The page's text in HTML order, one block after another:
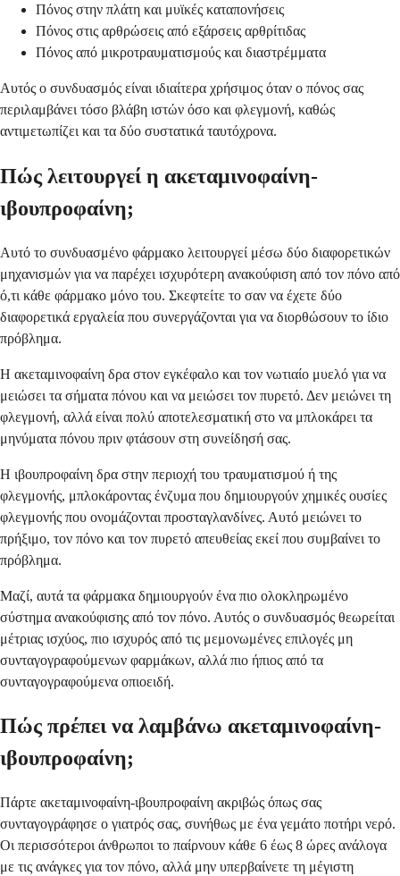
Πόνος στην πλάτη και μυϊκές καταπονήσεις
Πόνος στις αρθρώσεις από εξάρσεις αρθρίτιδας
Πόνος από μικροτραυματισμούς και διαστρέμματα
Αυτός ο συνδυασμός είναι ιδιαίτερα χρήσιμος όταν ο πόνος σας
περιλαμβάνει τόσο βλάβη ιστών όσο και φλεγμονή, καθώς
αντιμετωπίζει και τα δύο συστατικά ταυτόχρονα.
Πώς λειτουργεί η ακεταμινοφαίνη-
ιβουπροφαίνη;
Αυτό το συνδυασμένο φάρμακο λειτουργεί μέσω δύο διαφορετικών
μηχανισμών για να παρέχει ισχυρότερη ανακούφιση από τον πόνο από
ό,τι κάθε φάρμακο μόνο του. Σκεφτείτε το σαν να έχετε δύο
διαφορετικά εργαλεία που συνεργάζονται για να διορθώσουν το ίδιο
πρόβλημα.
Η ακεταμινοφαίνη δρα στον εγκέφαλο και τον νωτιαίο μυελό για να
μειώσει τα σήματα πόνου και να μειώσει τον πυρετό. Δεν μειώνει τη
φλεγμονή, αλλά είναι πολύ αποτελεσματική στο να μπλοκάρει τα
μηνύματα πόνου πριν φτάσουν στη συνείδησή σας.
Η ιβουπροφαίνη δρα στην περιοχή του τραυματισμού ή της
φλεγμονής, μπλοκάροντας ένζυμα που δημιουργούν χημικές ουσίες
φλεγμονής που ονομάζονται προσταγλανδίνες. Αυτό μειώνει το
πρήξιμο, τον πόνο και τον πυρετό απευθείας εκεί που συμβαίνει το
πρόβλημα.
Μαζί, αυτά τα φάρμακα δημιουργούν ένα πιο ολοκληρωμένο
σύστημα ανακούφισης από τον πόνο. Αυτός ο συνδυασμός θεωρείται
μέτριας ισχύος, πιο ισχυρός από τις μεμονωμένες επιλογές μη
συνταγογραφούμενων φαρμάκων, αλλά πιο ήπιος από τα
συνταγογραφούμενα οπιοειδή.
Πώς πρέπει να λαμβάνω ακεταμινοφαίνη-
ιβουπροφαίνη;
Πάρτε ακεταμινοφαίνη-ιβουπροφαίνη ακριβώς όπως σας
συνταγογράφησε ο γιατρός σας, συνήθως με ένα γεμάτο ποτήρι νερό.
Οι περισσότεροι άνθρωποι το παίρνουν κάθε 6 έως 8 ώρες ανάλογα
με τις ανάγκες για τον πόνο, αλλά μην υπερβαίνετε τη μέγιστη